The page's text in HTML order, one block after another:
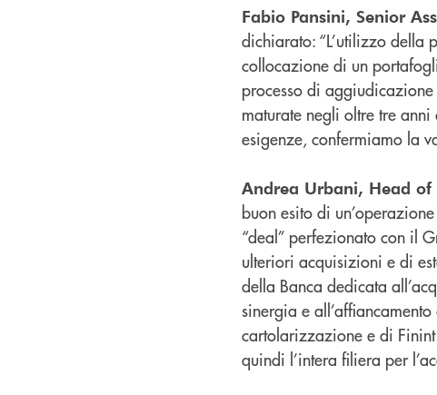
Fabio Pansini, Senior
dichiarato: “L’utilizzo della
collocazione di un
processo di
maturate negli oltre tre
esigenze, confermiamo la
Andrea Urbani, Head of
buon esito di
“deal” perfezionato con il
ulteriori acquisizioni e di
della Banca dedicata
sinergia e
cartolarizzazione e di
quindi l’intera filiera per